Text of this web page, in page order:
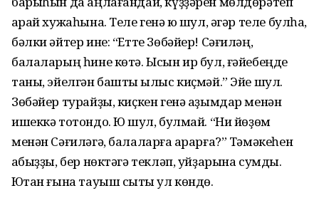
ҡарай хужаһына. Теле генә юҡ шул, әгәр теле булһа,
бәлки әйтер ине: “Етте Зөбәйер! Сәғиләң,
балаларың һине көтә. Ысын ир бул, ғәйебеңде
таны, эйелгән башты ҡылыс киҫмәй.” Эйе шул.
Зөбәйер турайҙы, киҫкен генә аҙымдар менән
ишеккә тотондо. Юҡ шул, булмай. “Ни йөҙөм
менән Сәғиләгә, балаларға ҡарарға?” Тәмәкеһен
ҡабыҙҙы, бер нөктәгә текләп, уйҙарына сумды.
Юҡтан ғына тауыш сыҡты ул көндө.